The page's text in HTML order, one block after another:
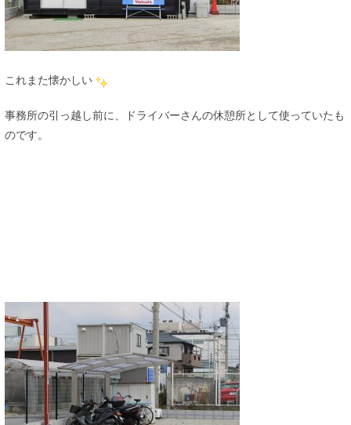
これまた懐かしい
事務所の引っ越し前に、ドライバーさんの休憩所として使っていたも
のです。